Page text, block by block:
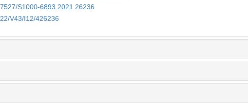
S1000-6893.2021.26236
V43/I12/426236